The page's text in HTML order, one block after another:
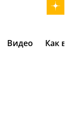
Видео Как